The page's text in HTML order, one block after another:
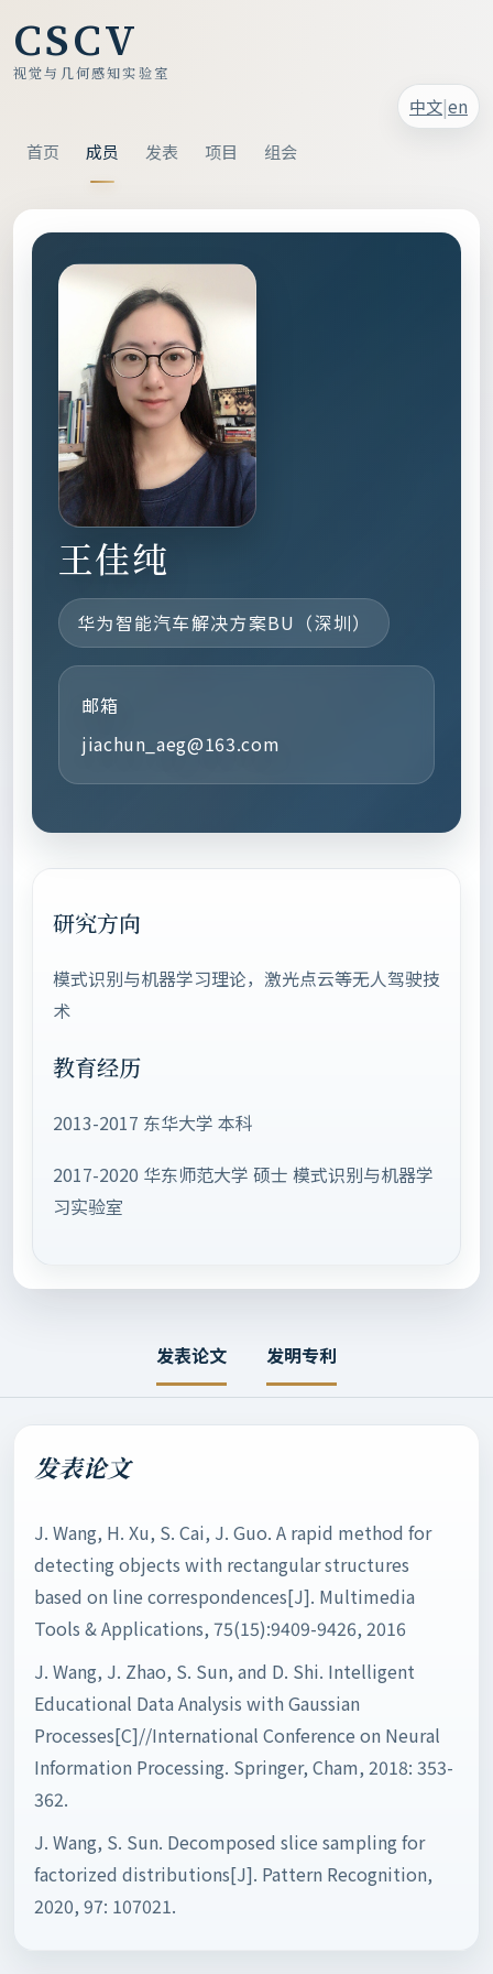
CSCV
视觉与几何感知实验室
首页 成员 发表 项目 组会
中文|en
王佳纯
华为智能汽车解决方案BU（深圳）
邮箱
jiachun_aeg@163.com
研究方向
模式识别与机器学习理论，激光点云等无人驾驶技
术
教育经历
2013-2017 东华大学 本科
2017-2020 华东师范大学 硕士 模式识别与机器学
习实验室
发表论文 发明专利
发表论文
J. Wang, H. Xu, S. Cai, J. Guo. A rapid method for
detecting objects with rectangular structures
based on line correspondences[J]. Multimedia
Tools & Applications, 75(15):9409-9426, 2016
J. Wang, J. Zhao, S. Sun, and D. Shi. Intelligent
Educational Data Analysis with Gaussian
Processes[C]//International Conference on Neural
Information Processing. Springer, Cham, 2018: 353-
362.
J. Wang, S. Sun. Decomposed slice sampling for
factorized distributions[J]. Pattern Recognition,
2020, 97: 107021.